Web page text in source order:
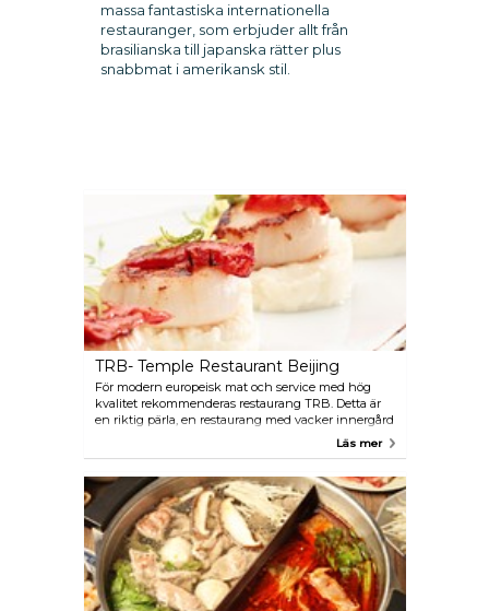
massa fantastiska internationella
restauranger, som erbjuder allt från
brasilianska till japanska rätter plus
snabbmat i amerikansk stil.
TRB- Temple Restaurant Beijing
För modern europeisk mat och service med hög
kvalitet rekommenderas restaurang TRB. Detta är
en riktig pärla, en restaurang med vacker innergård
och med elegant inredning. Vinlistan har ett stort
Läs mer